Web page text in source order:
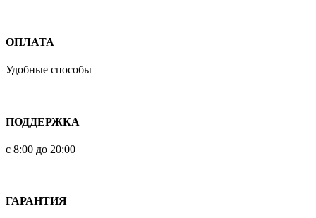
ОПЛАТА
Удобные способы
ПОДДЕРЖКА
с 8:00 до 20:00
ГАРАНТИЯ